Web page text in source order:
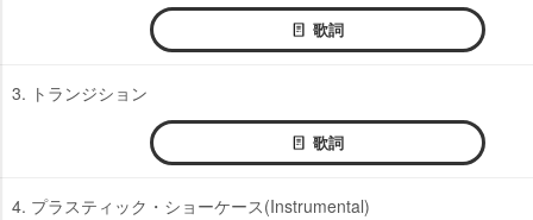
歌詞
3. トランジション
歌詞
4. プラスティック・ショーケース(Instrumental)